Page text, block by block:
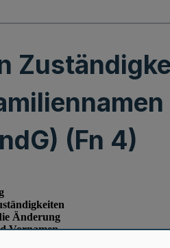
(Fn 4)